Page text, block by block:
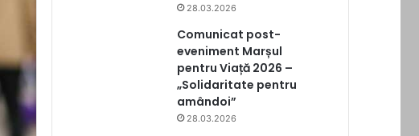
28.03.2026
Comunicat post-
eveniment Marșul
pentru Viață 2026 –
„Solidaritate pentru
amândoi”
28.03.2026